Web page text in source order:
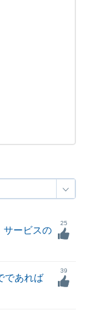
サービスの
25
であれば
39